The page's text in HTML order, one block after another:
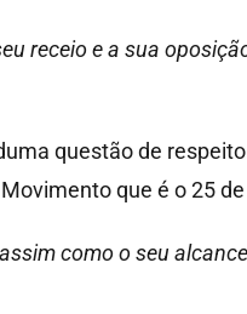
receio e a sua
questão de
que é o 25
como o seu